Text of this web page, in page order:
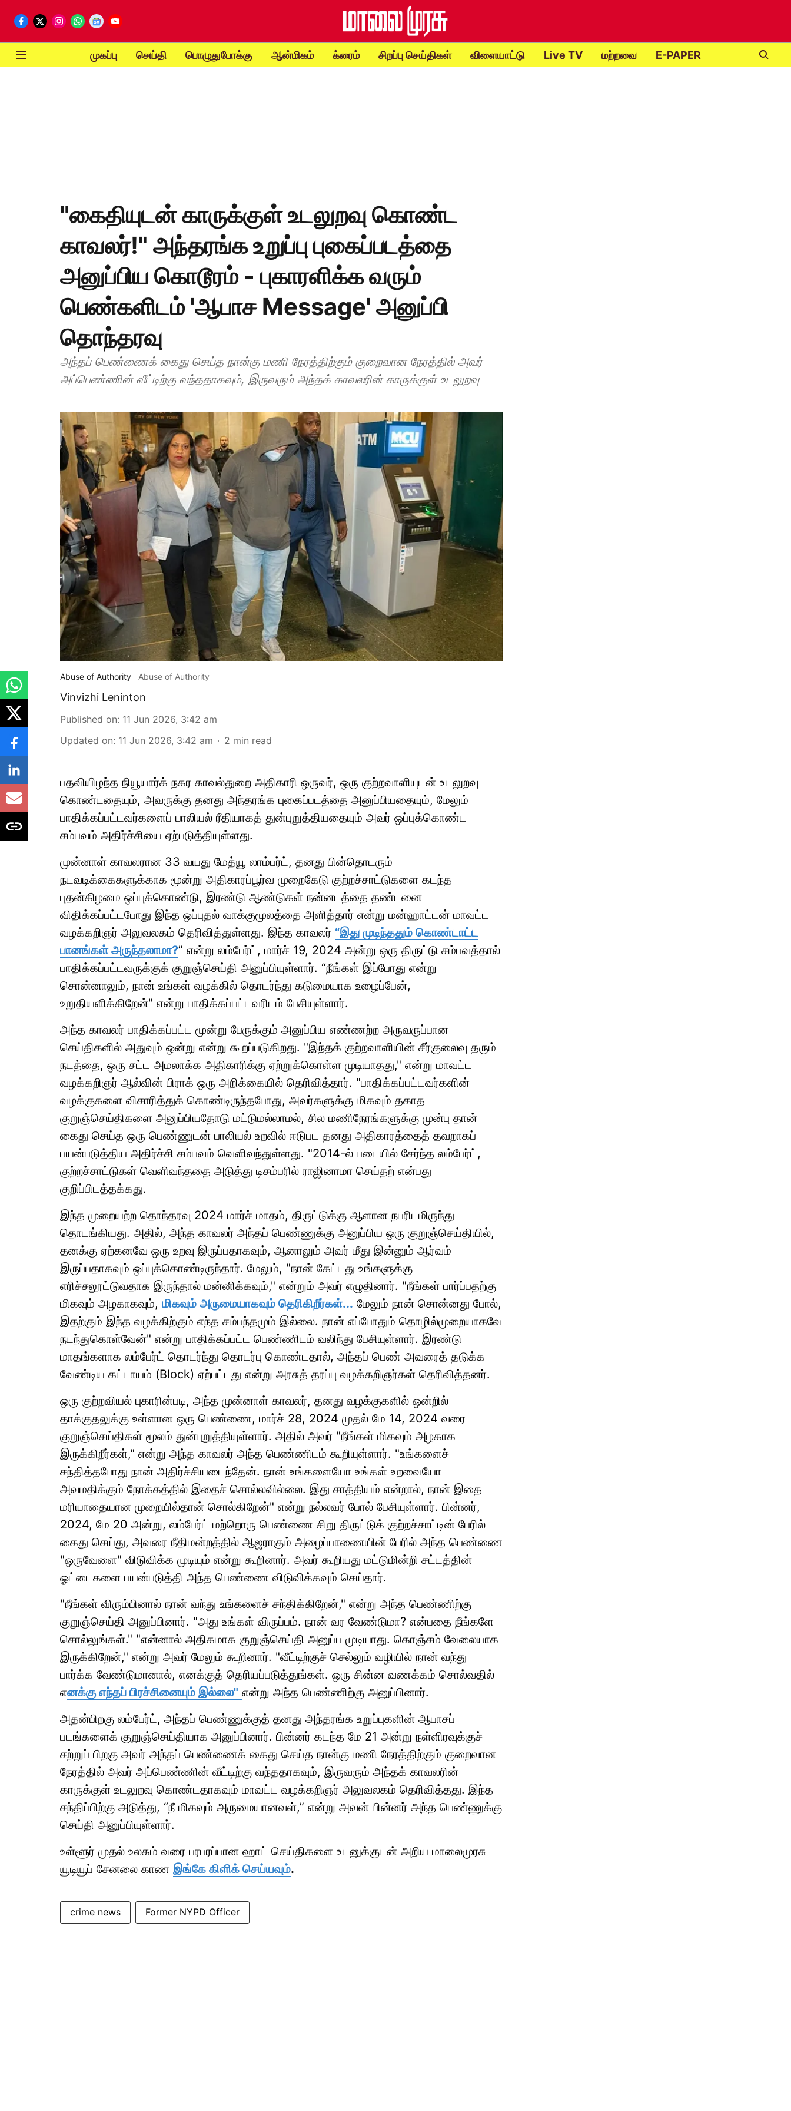
முகப்பு செய்தி பொழுதுபோக்கு ஆன்மிகம் க்ரைம் சிறப்பு செய்திகள் விளையாட்டு Live TV மற்றவை E-PAPER
"கைதியுடன் காருக்குள் உடலுறவு கொண்ட
காவலர்!" அந்தரங்க உறுப்பு புகைப்படத்தை
அனுப்பிய கொடூரம் - புகாரளிக்க வரும்
பெண்களிடம் 'ஆபாச Message' அனுப்பி
தொந்தரவு
அந்தப் பெண்ணைக் கைது செய்த நான்கு மணி நேரத்திற்கும் குறைவான நேரத்தில் அவர்
அப்பெண்ணின் வீட்டிற்கு வந்ததாகவும், இருவரும் அந்தக் காவலரின் காருக்குள் உடலுறவு
Abuse of Authority Abuse of Authority
Vinvizhi Leninton
Published on: 11 Jun 2026, 3:42 am
Updated on: 11 Jun 2026, 3:42 am 2 min read
பதவியிழந்த நியூயார்க் நகர காவல்துறை அதிகாரி ஒருவர், ஒரு குற்றவாளியுடன் உடலுறவு
கொண்டதையும், அவருக்கு தனது அந்தரங்க புகைப்படத்தை அனுப்பியதையும், மேலும்
பாதிக்கப்பட்டவர்களைப் பாலியல் ரீதியாகத் துன்புறுத்தியதையும் அவர் ஒப்புக்கொண்ட
சம்பவம் அதிர்ச்சியை ஏற்படுத்தியுள்ளது.
முன்னாள் காவலரான 33 வயது மேத்யூ லாம்பர்ட், தனது பின்தொடரும்
நடவடிக்கைகளுக்காக மூன்று அதிகாரப்பூர்வ முறைகேடு குற்றச்சாட்டுகளை கடந்த
புதன்கிழமை ஒப்புக்கொண்டு, இரண்டு ஆண்டுகள் நன்னடத்தை தண்டனை
விதிக்கப்பட்டபோது இந்த ஒப்புதல் வாக்குமூலத்தை அளித்தார் என்று மன்ஹாட்டன் மாவட்ட
வழக்கறிஞர் அலுவலகம் தெரிவித்துள்ளது. இந்த காவலர் “இது முடிந்ததும் கொண்டாட்ட
பானங்கள் அருந்தலாமா?” என்று லம்பேர்ட், மார்ச் 19, 2024 அன்று ஒரு திருட்டு சம்பவத்தால்
பாதிக்கப்பட்டவருக்குக் குறுஞ்செய்தி அனுப்பியுள்ளார். “நீங்கள் இப்போது என்று
சொன்னாலும், நான் உங்கள் வழக்கில் தொடர்ந்து கடுமையாக உழைப்பேன்,
உறுதியளிக்கிறேன்" என்று பாதிக்கப்பட்டவரிடம் பேசியுள்ளார்.
அந்த காவலர் பாதிக்கப்பட்ட மூன்று பேருக்கும் அனுப்பிய எண்ணற்ற அருவருப்பான
செய்திகளில் அதுவும் ஒன்று என்று கூறப்படுகிறது. "இந்தக் குற்றவாளியின் சீர்குலைவு தரும்
நடத்தை, ஒரு சட்ட அமலாக்க அதிகாரிக்கு ஏற்றுக்கொள்ள முடியாதது," என்று மாவட்ட
வழக்கறிஞர் ஆல்வின் பிராக் ஒரு அறிக்கையில் தெரிவித்தார். "பாதிக்கப்பட்டவர்களின்
வழக்குகளை விசாரித்துக் கொண்டிருந்தபோது, ​​அவர்களுக்கு மிகவும் தகாத
குறுஞ்செய்திகளை அனுப்பியதோடு மட்டுமல்லாமல், சில மணிநேரங்களுக்கு முன்பு தான்
கைது செய்த ஒரு பெண்ணுடன் பாலியல் உறவில் ஈடுபட தனது அதிகாரத்தைத் தவறாகப்
பயன்படுத்திய அதிர்ச்சி சம்பவம் வெளிவந்துள்ளது. "2014-ல் படையில் சேர்ந்த லம்பேர்ட்,
குற்றச்சாட்டுகள் வெளிவந்ததை அடுத்து டிசம்பரில் ராஜினாமா செய்தற் என்பது
குறிப்பிடத்தக்கது.
இந்த முறையற்ற தொந்தரவு 2024 மார்ச் மாதம், திருட்டுக்கு ஆளான நபரிடமிருந்து
தொடங்கியது. அதில், அந்த காவலர் அந்தப் பெண்ணுக்கு அனுப்பிய ஒரு குறுஞ்செய்தியில்,
தனக்கு ஏற்கனவே ஒரு உறவு இருப்பதாகவும், ஆனாலும் அவர் மீது இன்னும் ஆர்வம்
இருப்பதாகவும் ஒப்புக்கொண்டிருந்தார். மேலும், "நான் கேட்டது உங்களுக்கு
எரிச்சலூட்டுவதாக இருந்தால் மன்னிக்கவும்," என்றும் அவர் எழுதினார். "நீங்கள் பார்ப்பதற்கு
மிகவும் அழகாகவும், மிகவும் அருமையாகவும் தெரிகிறீர்கள்... மேலும் நான் சொன்னது போல்,
இதற்கும் இந்த வழக்கிற்கும் எந்த சம்பந்தமும் இல்லை. நான் எப்போதும் தொழில்முறையாகவே
நடந்துகொள்வேன்" என்று பாதிக்கப்பட்ட பெண்ணிடம் வலிந்து பேசியுள்ளார். இரண்டு
மாதங்களாக லம்பேர்ட் தொடர்ந்து தொடர்பு கொண்டதால், அந்தப் பெண் அவரைத் தடுக்க
வேண்டிய கட்டாயம் (Block) ஏற்பட்டது என்று அரசுத் தரப்பு வழக்கறிஞர்கள் தெரிவித்தனர்.
ஒரு குற்றவியல் புகாரின்படி, அந்த முன்னாள் காவலர், தனது வழக்குகளில் ஒன்றில்
தாக்குதலுக்கு உள்ளான ஒரு பெண்ணை, மார்ச் 28, 2024 முதல் மே 14, 2024 வரை
குறுஞ்செய்திகள் மூலம் துன்புறுத்தியுள்ளார். அதில் அவர் "நீங்கள் மிகவும் அழகாக
இருக்கிறீர்கள்," என்று அந்த காவலர் அந்த பெண்ணிடம் கூறியுள்ளார். "உங்களைச்
சந்தித்தபோது நான் அதிர்ச்சியடைந்தேன். நான் உங்களையோ உங்கள் உறவையோ
அவமதிக்கும் நோக்கத்தில் இதைச் சொல்லவில்லை. இது சாத்தியம் என்றால், நான் இதை
மரியாதையான முறையில்தான் சொல்கிறேன்" என்று நல்லவர் போல் பேசியுள்ளார். பின்னர்,
2024, மே 20 அன்று, லம்பேர்ட் மற்றொரு பெண்ணை சிறு திருட்டுக் குற்றச்சாட்டின் பேரில்
கைது செய்து, அவரை நீதிமன்றத்தில் ஆஜராகும் அழைப்பாணையின் பேரில் அந்த பெண்ணை
"ஒருவேளை" விடுவிக்க முடியும் என்று கூறினார். அவர் கூறியது மட்டுமின்றி சட்டத்தின்
ஓட்டைகளை பயன்படுத்தி அந்த பெண்ணை விடுவிக்கவும் செய்தார்.
"நீங்கள் விரும்பினால் நான் வந்து உங்களைச் சந்திக்கிறேன்," என்று அந்த பெண்ணிற்கு
குறுஞ்செய்தி அனுப்பினார். "அது உங்கள் விருப்பம். நான் வர வேண்டுமா? என்பதை நீங்களே
சொல்லுங்கள்." "என்னால் அதிகமாக குறுஞ்செய்தி அனுப்ப முடியாது. கொஞ்சம் வேலையாக
இருக்கிறேன்," என்று அவர் மேலும் கூறினார். "வீட்டிற்குச் செல்லும் வழியில் நான் வந்து
பார்க்க வேண்டுமானால், எனக்குத் தெரியப்படுத்துங்கள். ஒரு சின்ன வணக்கம் சொல்வதில்
எனக்கு எந்தப் பிரச்சினையும் இல்லை" என்று அந்த பெண்ணிற்கு அனுப்பினார்.
அதன்பிறகு லம்பேர்ட், அந்தப் பெண்ணுக்குத் தனது அந்தரங்க உறுப்புகளின் ஆபாசப்
படங்களைக் குறுஞ்செய்தியாக அனுப்பினார். பின்னர் கடந்த மே 21 அன்று நள்ளிரவுக்குச்
சற்றுப் பிறகு அவர் அந்தப் பெண்ணைக் கைது செய்த நான்கு மணி நேரத்திற்கும் குறைவான
நேரத்தில் அவர் அப்பெண்ணின் வீட்டிற்கு வந்ததாகவும், இருவரும் அந்தக் காவலரின்
காருக்குள் உடலுறவு கொண்டதாகவும் மாவட்ட வழக்கறிஞர் அலுவலகம் தெரிவித்தது. இந்த
சந்திப்பிற்கு அடுத்து, “நீ மிகவும் அருமையானவள்,” என்று அவன் பின்னர் அந்த பெண்ணுக்கு
செய்தி அனுப்பியுள்ளார்.
உள்ளூர் முதல் உலகம் வரை பரபரப்பான ஹாட் செய்திகளை உடனுக்குடன் அறிய மாலைமுரசு
யூடியூப் சேனலை காண இங்கே கிளிக் செய்யவும்.
crime news Former NYPD Officer